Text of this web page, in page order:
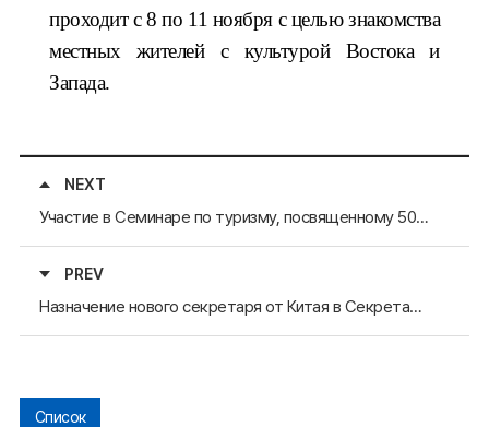
проходит с 8 по 11 ноября с целью знакомства
местных жителей с культурой Востока и
Запада.
NEXT
Участие в Семинаре по туризму, посвященному 50-летию туркомплекса Бомун в 2024 году
PREV
Назначение нового секретаря от Китая в Секретариате АРАССВА
Список